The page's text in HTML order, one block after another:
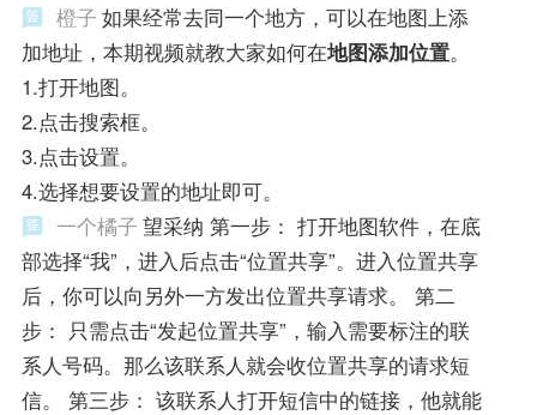
橙子 如果经常去同一个地方，可以在地图上添
加地址，本期视频就教大家如何在地图添加位置。
1.打开地图。
2.点击搜索框。
3.点击设置。
4.选择想要设置的地址即可。
一个橘子 望采纳 第一步： 打开地图软件，在底
部选择“我”，进入后点击“位置共享”。进入位置共享
后，你可以向另外一方发出位置共享请求。 第二
步： 只需点击“发起位置共享”，输入需要标注的联
系人号码。那么该联系人就会收位置共享的请求短
信。 第三步： 该联系人打开短信中的链接，他就能